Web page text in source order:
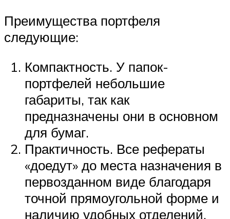
Преимущества портфеля
следующие:
Компактность. У папок-
портфелей небольшие
габариты, так как
предназначены они в основном
для бумаг.
Практичность. Все рефераты
«доедут» до места назначения в
первозданном виде благодаря
точной прямоугольной форме и
наличию удобных отделений.